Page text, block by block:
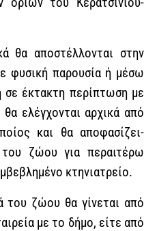
θα αποστέλλονται στην
φυσική παρουσία ή μέσω
σε έκτακτη περίπτωση με
ελέγχονται αρχικά από
και θα αποφασίζει-
του ζώου για περαιτέρω
κτηνιατρείο.
του ζώου θα γίνεται από
με το δήμο, είτε από